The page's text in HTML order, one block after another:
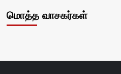
மொத்த வாசகர்கள்